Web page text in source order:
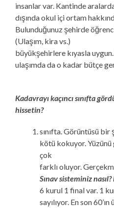
insanlar var. Kantinde
dışında okul içi ortam
Bulunduğunuz şehirde
(Ulaşım, kira vs.)
büyükşehirlere kıyasla
ulaşımda da o kadar bütçe
Kadavrayı kaçıncı sınıfta
hissetin?
sınıfta. Görüntüsü
kötü kokuyor.
çok
farklı oluyor.
Sınav sisteminiz
6 kurul 1 final var. 1
sayılıyor. En son